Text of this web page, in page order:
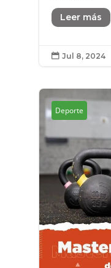
Leer más
 Jul 8, 2024
Deporte